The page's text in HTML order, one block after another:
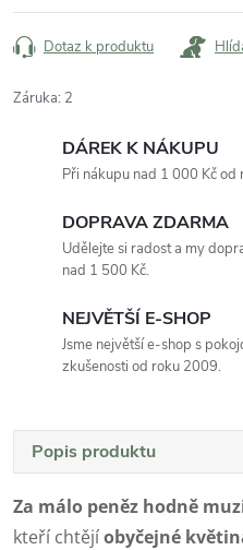
Dotaz k produktu
Záruka: 2
DÁREK K NÁKUPU
Při nákupu nad 1 000 Kč od
DOPRAVA ZDARMA
Udělejte si radost a my
nad 1 500 Kč.
NEJVĚTŠÍ E-SHOP
Jsme největší e-shop s
zkušenosti od roku 2009.
Popis produktu
Za málo peněz hodně
kteří chtějíobyčejné